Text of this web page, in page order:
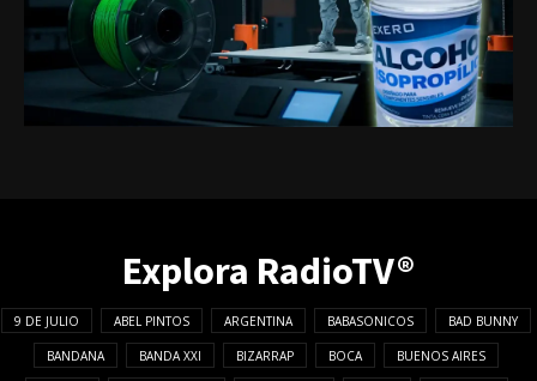
Explora RadioTV®
9 DE JULIO ABEL PINTOS ARGENTINA BABASONICOS BAD BUNNY
BANDANA BANDA XXI BIZARRAP BOCA BUENOS AIRES